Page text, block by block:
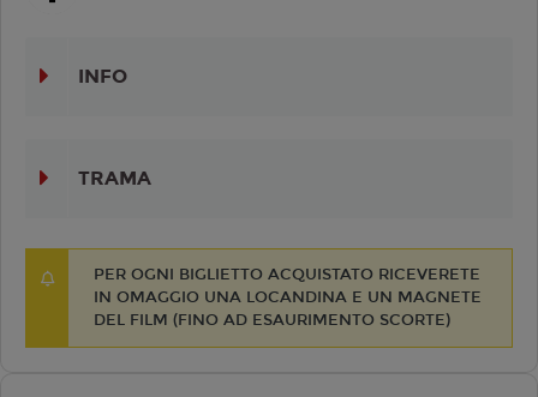
INFO
TRAMA
PER OGNI BIGLIETTO ACQUISTATO RICEVERETE
IN OMAGGIO UNA LOCANDINA E UN MAGNETE
DEL FILM (FINO AD ESAURIMENTO SCORTE)